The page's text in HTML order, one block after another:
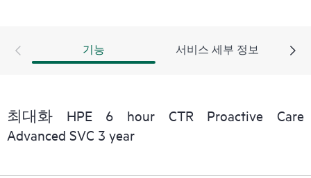
HPE Proactive Care Advanced에서는 Remote Support
다. 이 지원 서비스를 모두 제공받고 혜택을 얻으려면 최
신 버전의 Remote Support Technology를 실행해야 합니다.
기능 서비스 세부 정보
최대화 HPE 6 hour CTR Proactive Care
Advanced SVC 3 year